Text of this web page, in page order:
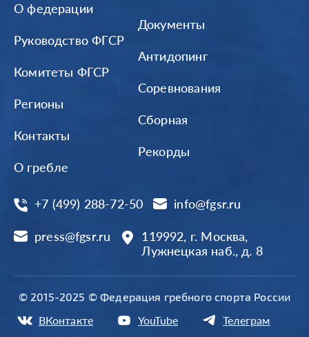
О федерации
Руководство ФГСР
Комитеты ФГСР
Регионы
Контакты
О гребле
Документы
Антидопинг
Соревнования
Сборная
Рекорды
+7 (499) 288-72-50 info@fgsr.ru
press@fgsr.ru
119992, г. Москва,
Лужнецкая наб., д. 8
© 2015-2025 © Федерация гребного спорта России
ВКонтакте YouTube Телеграм